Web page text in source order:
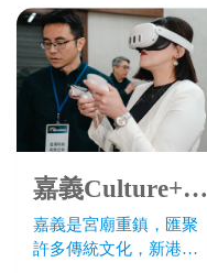
縣政府擔共同任指導單
位，由中央連袂地方，
提供更多跨域資源，培
育更多跨域整合人才。
競賽共分文化場域組及
企業應用組，前者著重
為文化說故事，後者聚
業需求。
嘉義Culture+1 Hub 文化科技體驗館成立 3D裸視虎爺XR打鬼體驗
嘉義是宮廟重鎮，匯聚
許多傳統文化，新港奉